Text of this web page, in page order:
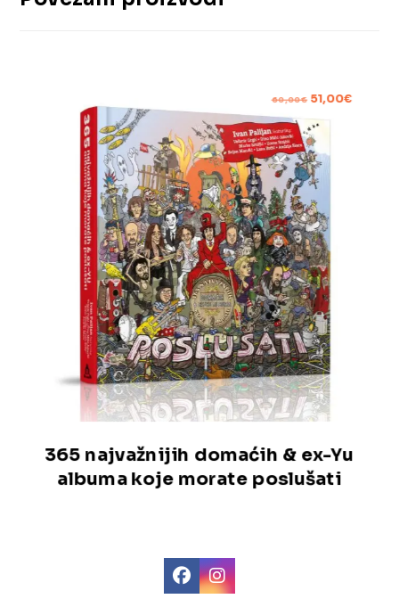
365 najvažnijih domaćih & ex-Yu
albuma koje morate poslušati
60,00€ 51,00€